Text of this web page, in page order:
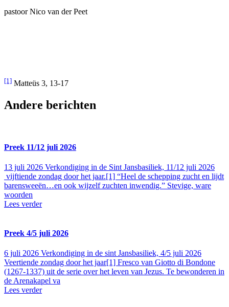
pastoor Nico van der Peet
[1] Matteüs 3, 13-17
Andere berichten
Preek 11/12 juli 2026
13 juli 2026 Verkondiging in de Sint Jansbasiliek, 11/12 juli 2026
vijftiende zondag door het jaar.[1] “Heel de schepping zucht en lijdt
barensweeën…en ook wijzelf zuchten inwendig.” Stevige, ware
woorden
Lees verder
Preek 4/5 juli 2026
6 juli 2026 Verkondiging in de sint Jansbasiliek, 4/5 juli 2026
Veertiende zondag door het jaar[1] Fresco van Giotto di Bondone
(1267-1337) uit de serie over het leven van Jezus. Te bewonderen in
de Arenakapel va
Lees verder